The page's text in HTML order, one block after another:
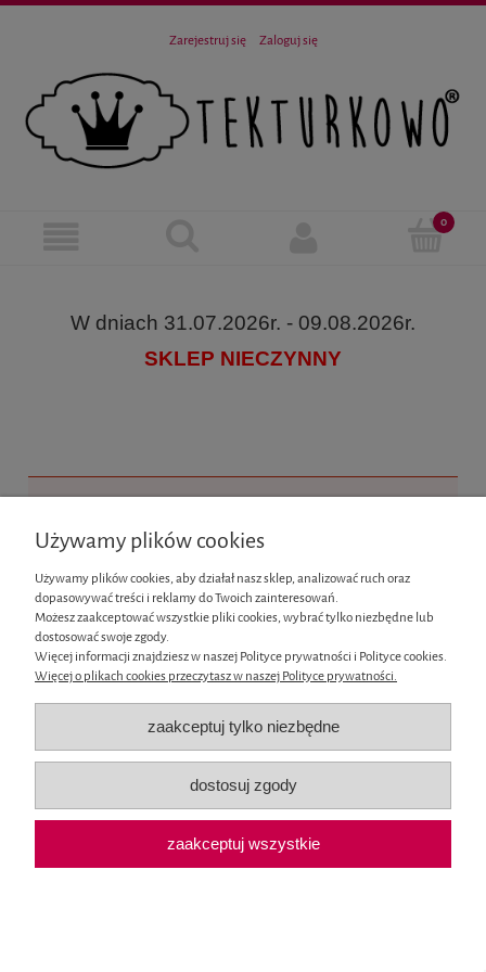
Zarejestruj się Zaloguj się
W dniach 31.07.2026r. - 09.08.2026r.
SKLEP NIECZYNNY
Moje konto
Płatności i dostawa
O nas
pokaż pełną wersję strony
Sklep internetowy Shoper.pl
Używamy plików cookies
Używamy plików cookies, aby działał nasz sklep, analizować ruch oraz
dopasowywać treści i reklamy do Twoich zainteresowań.
Możesz zaakceptować wszystkie pliki cookies, wybrać tylko niezbędne lub
dostosować swoje zgody.
Więcej informacji znajdziesz w naszej Polityce prywatności i Polityce cookies.
Więcej o plikach cookies przeczytasz w naszej Polityce prywatności.
zaakceptuj tylko niezbędne
dostosuj zgody
zaakceptuj wszystkie